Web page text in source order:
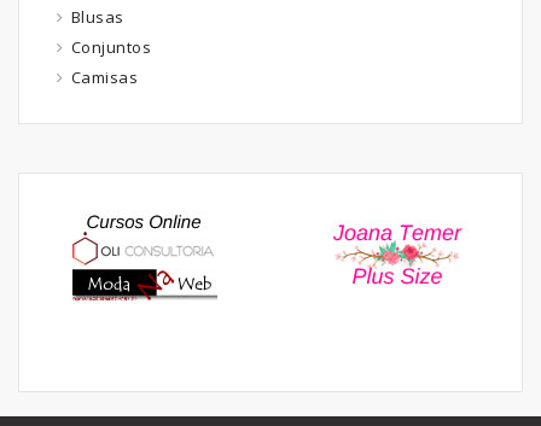
Blusas
Conjuntos
Camisas